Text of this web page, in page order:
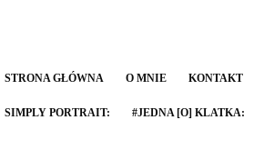
STRONA GŁÓWNA O MNIE KONTAKT
SIMPLY PORTRAIT: #JEDNA [O] KLATKA: